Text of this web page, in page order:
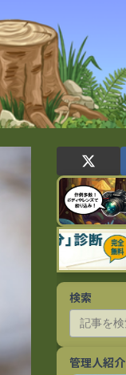
検索
管理人紹介